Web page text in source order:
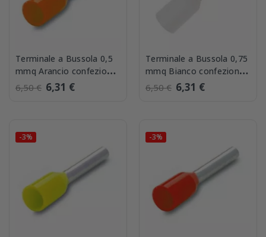
Terminale a Bussola 0,5
mmq Arancio confezione
500 pezzi BMM 00501
6,50 € 6,31 €
Terminale a Bussola 0,75
mmq Bianco confezione
500 pezzi BMM 00502
6,50 € 6,31 €
-3% -3%